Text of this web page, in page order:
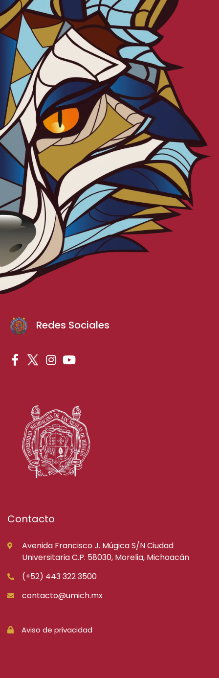
Redes Sociales
Contacto
Avenida Francisco J. Múgica S/N Ciudad
Universitaria C.P. 58030, Morelia, Michoacán
(+52) 443 322 3500
contacto@umich.mx
Aviso de privacidad